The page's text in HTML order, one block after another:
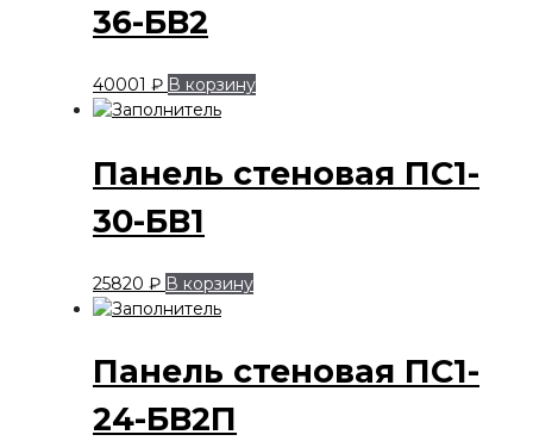
36-БВ2
40001 ₽ В корзину
Панель стеновая ПС1-
30-БВ1
25820 ₽ В корзину
Панель стеновая ПС1-
24-БВ2П